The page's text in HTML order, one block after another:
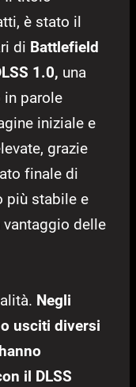
è stato il
di Battlefield
1.0, una
in parole
iniziale e
grazie
finale di
più stabile e
delle
Negli
usciti diversi
il DLSS